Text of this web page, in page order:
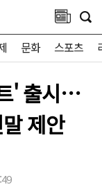
문화 스포츠
' 출시…
제안